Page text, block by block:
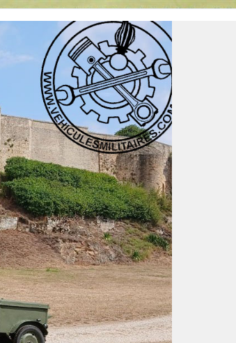
pour vous venir en aide, ou simplement partager vos activités.